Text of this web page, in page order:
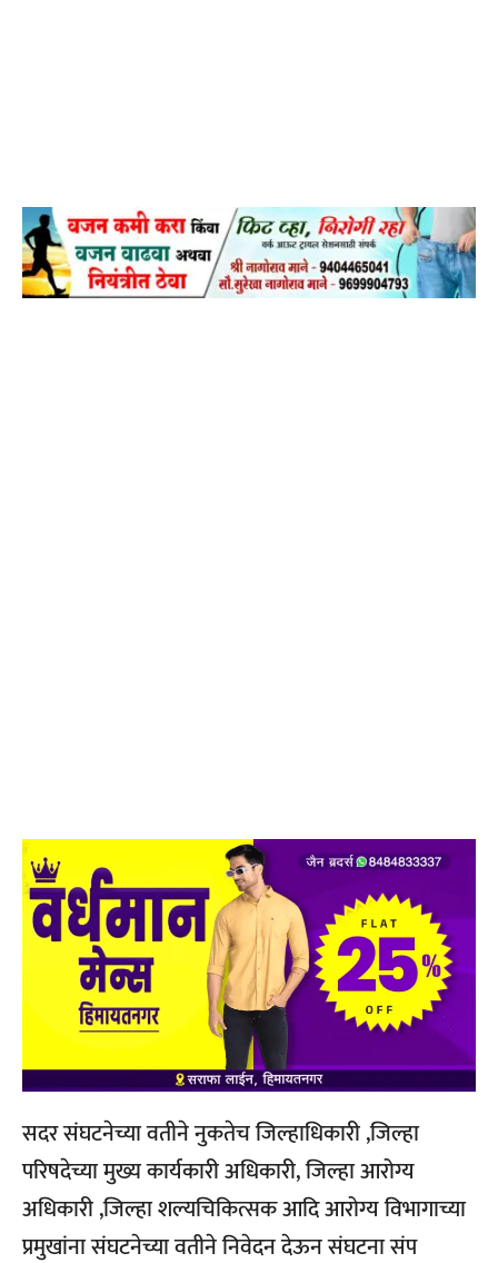
सदर संघटनेच्या वतीने नुकतेच जिल्हाधिकारी ,जिल्हा
परिषदेच्या मुख्य कार्यकारी अधिकारी, जिल्हा आरोग्य
अधिकारी ,जिल्हा शल्यचिकित्सक आदि आरोग्य विभागाच्या
प्रमुखांना संघटनेच्या वतीने निवेदन देऊन संघटना संप